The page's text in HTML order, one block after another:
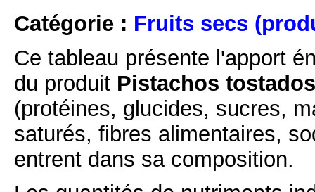
Catégorie : Fruits secs
Ce tableau présente l'apport
du produit Pistachos
(protéines, glucides, sucres,
saturés, fibres alimentaires,
entrent dans sa composition.